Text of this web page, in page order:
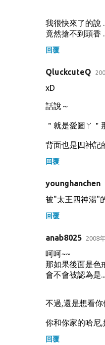
我很快來了的說
竟然搶不到頭香
回覆
QluckcuteQ
xD
話說～
＂就是愛圖ㄚ＂
背面也是四神
回覆
younghanchen
被"太王四神湯"
回覆
anab8025 2008
呵呵~~
那如果後面是色
會不會被認為是
不過,還是想看
你和你家的哈尼
回覆